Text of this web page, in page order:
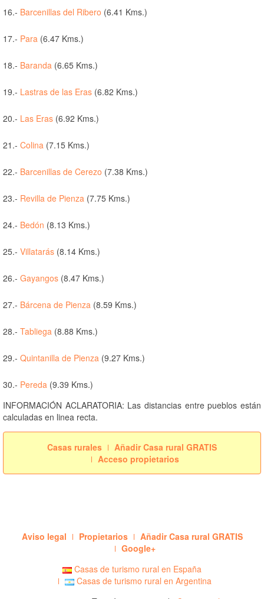
16.- Barcenillas del Ribero (6.41 Kms.)
17.- Para (6.47 Kms.)
18.- Baranda (6.65 Kms.)
19.- Lastras de las Eras (6.82 Kms.)
20.- Las Eras (6.92 Kms.)
21.- Colina (7.15 Kms.)
22.- Barcenillas de Cerezo (7.38 Kms.)
23.- Revilla de Pienza (7.75 Kms.)
24.- Bedón (8.13 Kms.)
25.- Villatarás (8.14 Kms.)
26.- Gayangos (8.47 Kms.)
27.- Bárcena de Pienza (8.59 Kms.)
28.- Tabliega (8.88 Kms.)
29.- Quintanilla de Pienza (9.27 Kms.)
30.- Pereda (9.39 Kms.)
INFORMACIÓN ACLARATORIA: Las distancias entre pueblos están
calculadas en linea recta.
Casas rurales
Añadir Casa rural GRATIS
Acceso propietarios
Aviso legal Propietarios
Añadir Casa rural GRATIS
Google+
Casas de turismo rural en España
Casas de turismo rural en Argentina